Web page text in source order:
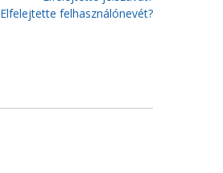
Elfelejtette felhasználónevét?